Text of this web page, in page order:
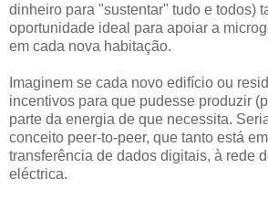
dinheiro para "sustentar" tudo e todos)
oportunidade ideal para apoiar a
em cada nova habitação.
Imaginem se cada novo edifício ou
incentivos para que pudesse produzir
parte da energia de que necessita.
conceito peer-to-peer, que tanto está
transferência de dados digitais, à rede
eléctrica.